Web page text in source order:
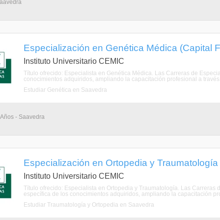
Especialización en Genética Médica (Capital
Instituto Universitario CEMIC
Título ofrecido: Especialista en Genética Médica. Las Carreras de
conocimientos adquiridos, ampliando la capacitación profesional a
Estudiar Genética en Saavedra
- Saavedra
Especialización en Ortopedia y
Instituto Universitario CEMIC
Título ofrecido: Especialista en Ortopedia y Traumatología. Las
específica de los conocimientos adquiridos, ampliando la capacitación
Estudiar Traumatología y Ortopedia en Saavedra